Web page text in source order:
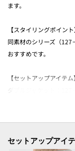
ます。
【スタイリングポイント
同素材のシリーズ（
おすすめです。
【セットアップアイテム】
ダブルジャケット：127
7分袖ブラウス：127－
セットアップアイ